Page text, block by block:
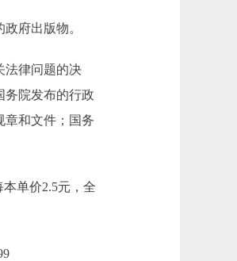
府出版物。
律问题的决
务院发布的行政
章和文件；国务
单价2.5元，全